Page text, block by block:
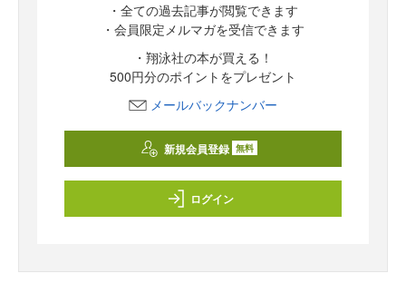
・全ての過去記事が閲覧できます
・会員限定メルマガを受信できます
・翔泳社の本が買える！
500円分のポイントをプレゼント
メールバックナンバー
新規会員登録 無料
ログイン